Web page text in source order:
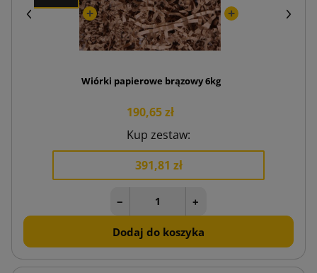
Wiórki papierowe brązowy 6kg
190,65 zł
Kup zestaw:
391,81 zł
− +
Dodaj do koszyka